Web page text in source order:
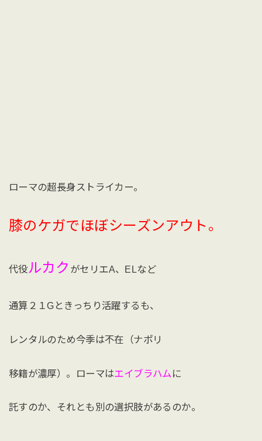
ローマの超長身ストライカー。
膝のケガでほぼシーズンアウト。
代役ルカク がセリエA、ELなど
通算２１Gときっちり活躍するも、
レンタルのため今季は不在（ナポリ
移籍が濃厚）。ローマはエイブラハム に
託すのか、それとも別の選択肢があるのか。